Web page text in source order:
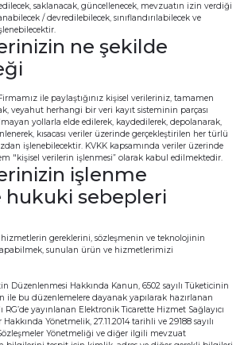
saklanacak, güncellenecek, mevzuatın izin verdiği
/ devredilebilecek, sınıflandırılabilecek ve
ne şekilde
ile paylaştığınız kişisel verileriniz, tamamen
veyahut herhangi bir veri kayıt sisteminin parçası
yollarla elde edilerek, kaydedilerek, depolanarak,
kısacası veriler üzerinde gerçekleştirilen her türlü
işlenebilecektir. KVKK kapsamında veriler üzerinde
"kişisel verilerin işlenmesi” olarak kabul edilmektedir.
işlenme
hukuki sebepleri
gereklerini, sözleşmenin ve teknolojinin
sunulan ürün ve hizmetlerimizi
Düzenlenmesi Hakkında Kanun, 6502 sayılı Tüketicinin
ile bu düzenlemelere dayanak yapılarak hazırlanan
RG’de yayınlanan Elektronik Ticarette Hizmet Sağlayıcı
Yönetmelik, 27.11.2014 tarihli ve 29188 sayılı
Yönetmeliği ve diğer ilgili mevzuat